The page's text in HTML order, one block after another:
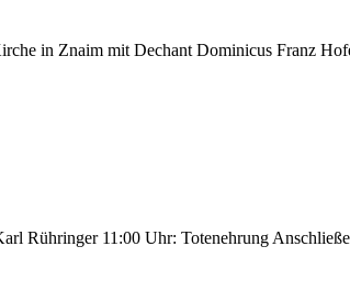
in Znaim mit Dechant Dominicus Franz
Rühringer 11:00 Uhr: Totenehrung